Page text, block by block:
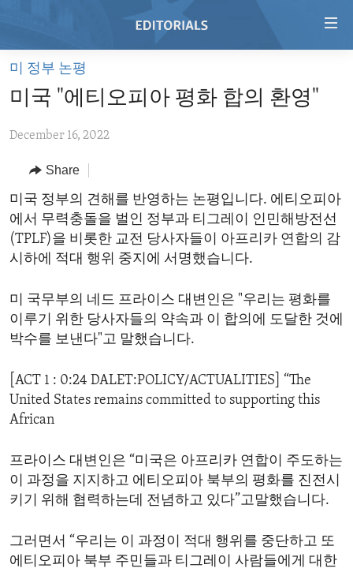
Skip
main
Skip
Navigation
Skip
Search
HOME
VIDEO
RADIO
REGIONS
AFRICA
AMERICAS
ASIA
MIDDLE EAST
TOPICS
HUMAN RIGHTS
SECURITY AND DEFENSE
DEMOCRACY AND GOVERNANCE
ECONOMY AND TRADE
IDEALS AND INSTITUTIONS
ARCHIVE
ABOUT US
FOLLOW US
미 정부 논평
미국 "에티오피아 평화 합의 환영"
December 16, 2022
Share
미국 정부의 견해를 반영하는 논평입니다. 에티오피아
에서 무력충돌을 벌인 정부과 티그레이 인민해방전선
(TPLF)을 비롯한 교전 당사자들이 아프리카 연합의 감
시하에 적대 행위 중지에 서명했습니다.
미 국무부의 네드 프라이스 대변인은 "우리는 평화를
이루기 위한 당사자들의 약속과 이 합의에 도달한 것에
박수를 보낸다"고 말했습니다.
[ACT 1 : 0:24 DALET:POLICY/ACTUALITIES] “The
United States remains committed to supporting this
African
프라이스 대변인은 “미국은 아프리카 연합이 주도하는
이 과정을 지지하고 에티오피아 북부의 평화를 진전시
키기 위해 협력하는데 전념하고 있다”고말했습니다.
그러면서 “우리는 이 과정이 적대 행위를 중단하고 또
에티오피아 북부 주민들과 티그레이 사람들에게 대한